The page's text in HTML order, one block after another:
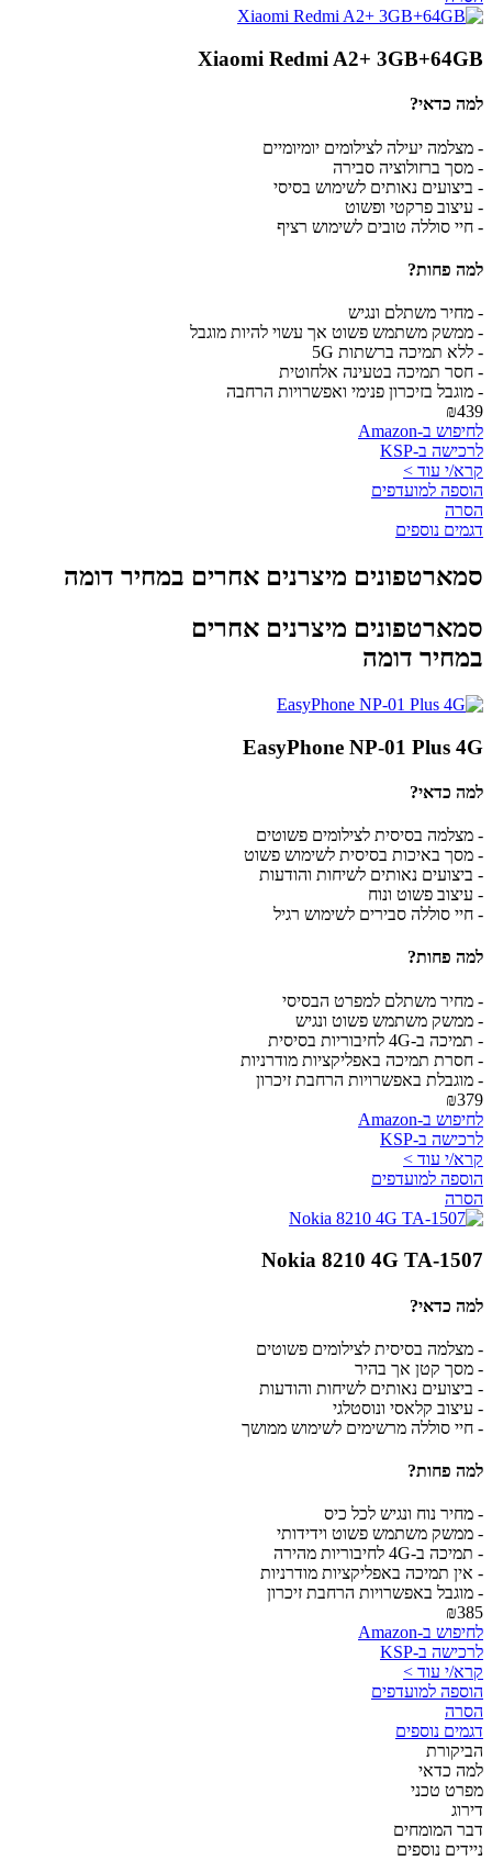
Xiaomi Redmi A2+ 3GB+64GB
למה כדאי?
- מצלמה יעילה לצילומים יומיומיים
- מסך ברזולוציה סבירה
- ביצועים נאותים לשימוש בסיסי
- עיצוב פרקטי ופשוט
- חיי סוללה טובים לשימוש רציף
למה פחות?
- מחיר משתלם ונגיש
- ממשק משתמש פשוט אך עשוי להיות מוגבל
- ללא תמיכה ברשתות 5G
- חסר תמיכה בטעינה אלחוטית
- מוגבל בזיכרון פנימי ואפשרויות הרחבה
₪439
לחיפוש ב-Amazon
לרכישה ב-KSP
קרא/י עוד >
הוספה למועדפים
הסרה
דגמים נוספים
סמארטפונים מיצרנים אחרים במחיר דומה
סמארטפונים מיצרנים אחרים
במחיר דומה
EasyPhone NP-01 Plus 4G
למה כדאי?
- מצלמה בסיסית לצילומים פשוטים
- מסך באיכות בסיסית לשימוש פשוט
- ביצועים נאותים לשיחות והודעות
- עיצוב פשוט ונוח
- חיי סוללה סבירים לשימוש רגיל
למה פחות?
- מחיר משתלם למפרט הבסיסי
- ממשק משתמש פשוט ונגיש
- תמיכה ב-4G לחיבוריות בסיסית
- חסרת תמיכה באפליקציות מודרניות
- מוגבלת באפשרויות הרחבת זיכרון
₪379
לחיפוש ב-Amazon
לרכישה ב-KSP
קרא/י עוד >
הוספה למועדפים
הסרה
Nokia 8210 4G TA-1507
למה כדאי?
- מצלמה בסיסית לצילומים פשוטים
- מסך קטן אך בהיר
- ביצועים נאותים לשיחות והודעות
- עיצוב קלאסי ונוסטלגי
- חיי סוללה מרשימים לשימוש ממושך
למה פחות?
- מחיר נוח ונגיש לכל כיס
- ממשק משתמש פשוט וידידותי
- תמיכה ב-4G לחיבוריות מהירה
- אין תמיכה באפליקציות מודרניות
- מוגבל באפשרויות הרחבת זיכרון
₪385
לחיפוש ב-Amazon
לרכישה ב-KSP
קרא/י עוד >
הוספה למועדפים
הסרה
דגמים נוספים
הביקורת
למה כדאי
מפרט טכני
דירוג
דבר המומחים
ניידים נוספים